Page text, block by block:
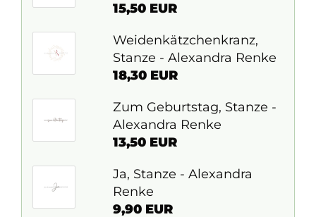
15,50 EUR
Weidenkätzchenkranz,
Stanze - Alexandra Renke
18,30 EUR
Zum Geburtstag, Stanze -
Alexandra Renke
13,50 EUR
Ja, Stanze - Alexandra
Renke
9,90 EUR